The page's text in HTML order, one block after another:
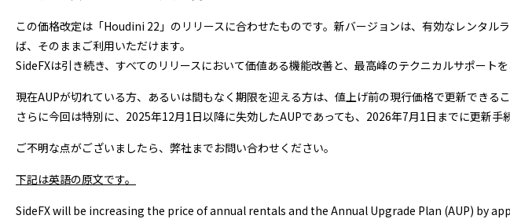
この価格改定は「Houdini 22」のリリースに合わせたものです。新バージョンは、有効なレンタル
ば、そのままご利用いただけます。
SideFXは引き続き、すべてのリリースにおいて価値ある機能改善と、最高峰のテクニカルサポート
現在AUPが切れている方、あるいは間もなく期限を迎える方は、値上げ前の現行価格で更新できる
さらに今回は特別に、2025年12月1日以降に失効したAUPであっても、2026年7月1日までに更新手
ご不明な点がございましたら、弊社までお問い合わせください。
下記は英語の原文です。
SideFX will be increasing the price of annual rentals and the Annual Upgrade Plan (AUP) by